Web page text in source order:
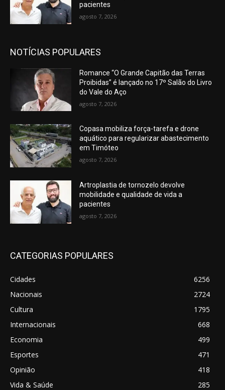
pacientes
agosto 7, 2026
NOTÍCIAS POPULARES
Romance “O Grande Capitão das Terras
Proibidas” é lançado no 17º Salão do Livro
do Vale do Aço
agosto 7, 2026
Copasa mobiliza força-tarefa e drone
aquático para regularizar abastecimento
em Timóteo
agosto 7, 2026
Artroplastia de tornozelo devolve
mobilidade e qualidade de vida a
pacientes
agosto 7, 2026
CATEGORIAS POPULARES
Cidades
6256
Nacionais
2724
Cultura
1795
Internacionais
668
Economia
499
Esportes
471
Opinião
418
Vida & Saúde
285